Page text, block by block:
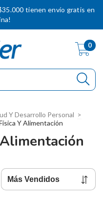
tienen envío gratis en
0
Y Desarrollo Personal >
Y Alimentación